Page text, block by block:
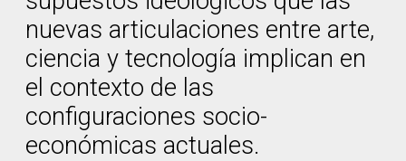
nuevas articulaciones entre arte,
ciencia y tecnología implican en
el contexto de las
configuraciones socio-
económicas actuales.